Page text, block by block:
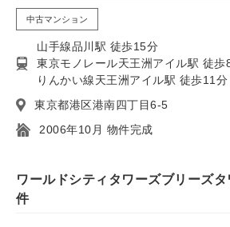
中古マンション
山手線品川駅 徒歩15分
東京モノレール天王洲アイル駅 徒歩
りんかい線天王洲アイル駅 徒歩11分
東京都港区港南四丁目6-5
2006年10月 物件完成
ワールドシティタワーズブリーズ
件